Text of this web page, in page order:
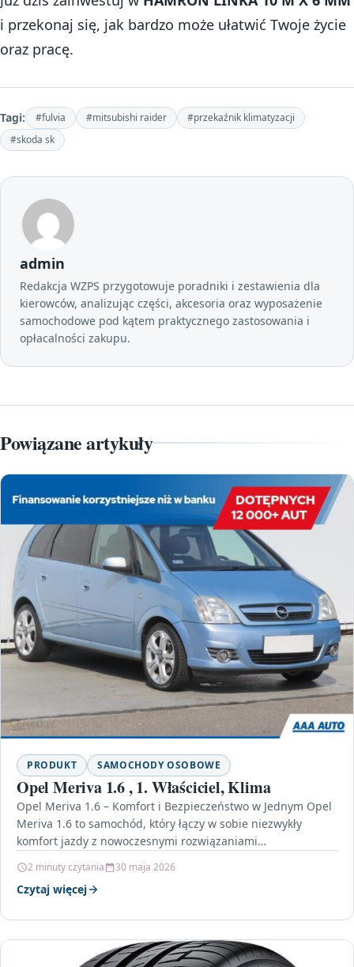
i przekonaj się, jak bardzo może ułatwić Twoje życie
oraz pracę.
Tagi: #fulvia #mitsubishi raider
#przekaźnik klimatyzacji
#skoda sk
admin
Redakcja WZPS przygotowuje poradniki i zestawienia dla
kierowców, analizując części, akcesoria oraz wyposażenie
samochodowe pod kątem praktycznego zastosowania i
opłacalności zakupu.
Powiązane artykuły
PRODUKT SAMOCHODY OSOBOWE
Opel Meriva 1.6 , 1. Właściciel, Klima
Opel Meriva 1.6 – Komfort i Bezpieczeństwo w Jednym Opel
Meriva 1.6 to samochód, który łączy w sobie niezwykły
komfort jazdy z nowoczesnymi rozwiązaniami…
2 minuty czytania 30 maja 2026
Czytaj więcej